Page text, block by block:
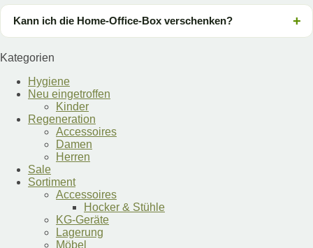
Kann ich die Home-Office-Box verschenken?
Kategorien
Hygiene
Neu eingetroffen
Kinder
Regeneration
Accessoires
Damen
Herren
Sale
Sortiment
Accessoires
Hocker & Stühle
KG-Geräte
Lagerung
Möbel